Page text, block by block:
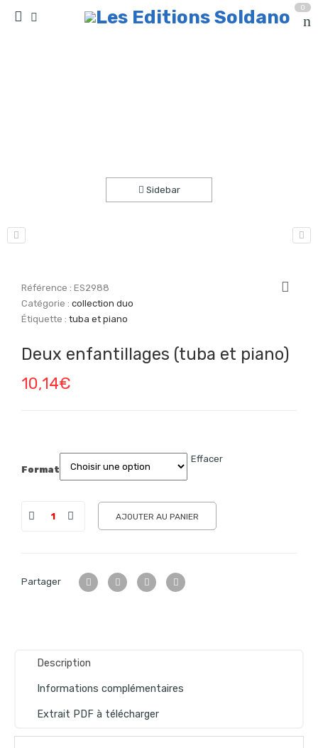
0
Sidebar
Référence :ES2988
Catégorie :collection duo
Étiquette :tuba et piano
Deux enfantillages (tuba et piano)
10,14€
Format
Effacer
AJOUTER AU PANIER
Partager
Description
Informations complémentaires
Extrait PDF à télécharger